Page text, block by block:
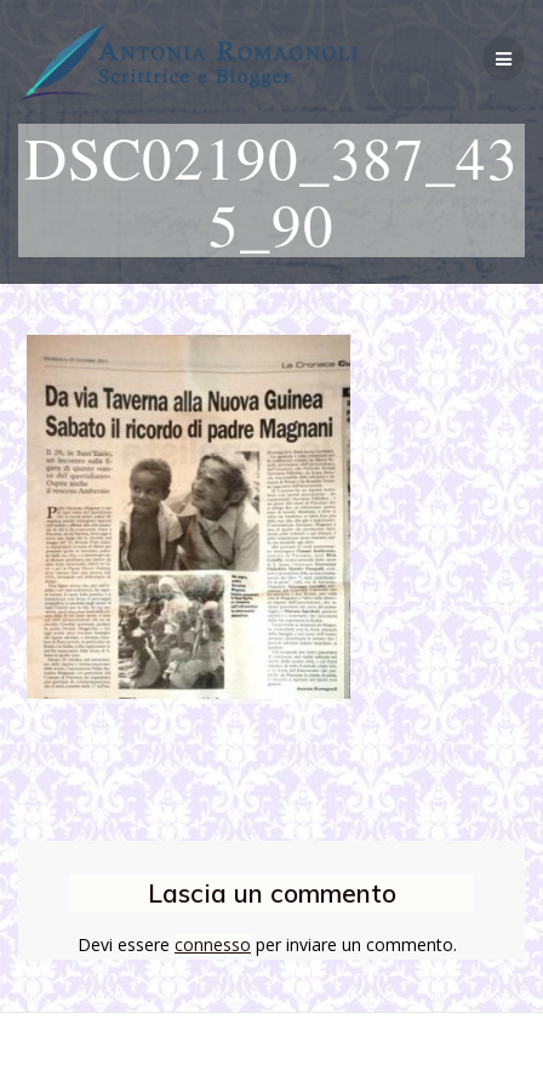
contenuto
DSC02190_387_43
5_90
Lascia un commento
Devi essere connesso per inviare un commento.